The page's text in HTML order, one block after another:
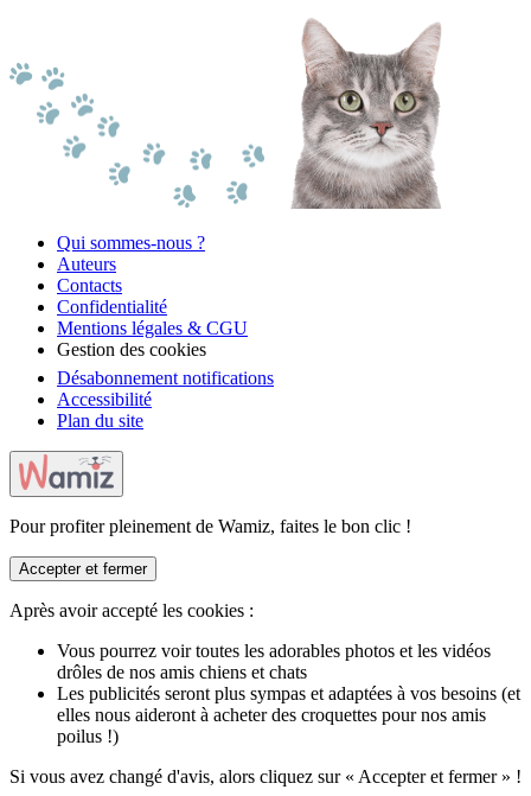
Qui sommes-nous ?
Auteurs
Contacts
Confidentialité
Mentions légales & CGU
Gestion des cookies
Désabonnement notifications
Accessibilité
Plan du site
Pour profiter pleinement de Wamiz, faites le bon clic !
Accepter et fermer
Après avoir accepté les cookies :
Vous pourrez voir toutes les adorables photos et les vidéos
drôles de nos amis chiens et chats
Les publicités seront plus sympas et adaptées à vos besoins (et
elles nous aideront à acheter des croquettes pour nos amis
poilus !)
Si vous avez changé d'avis, alors cliquez sur « Accepter et fermer » !